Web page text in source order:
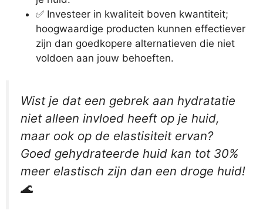
✅ Investeer in kwaliteit boven kwantiteit;
hoogwaardige producten kunnen effectiever
zijn dan goedkopere alternatieven die niet
voldoen aan jouw behoeften.
Wist je dat een gebrek aan hydratatie
niet alleen invloed heeft op je huid,
maar ook op de elastisiteit ervan?
Goed gehydrateerde huid kan tot 30%
meer elastisch zijn dan een droge huid!
🌊